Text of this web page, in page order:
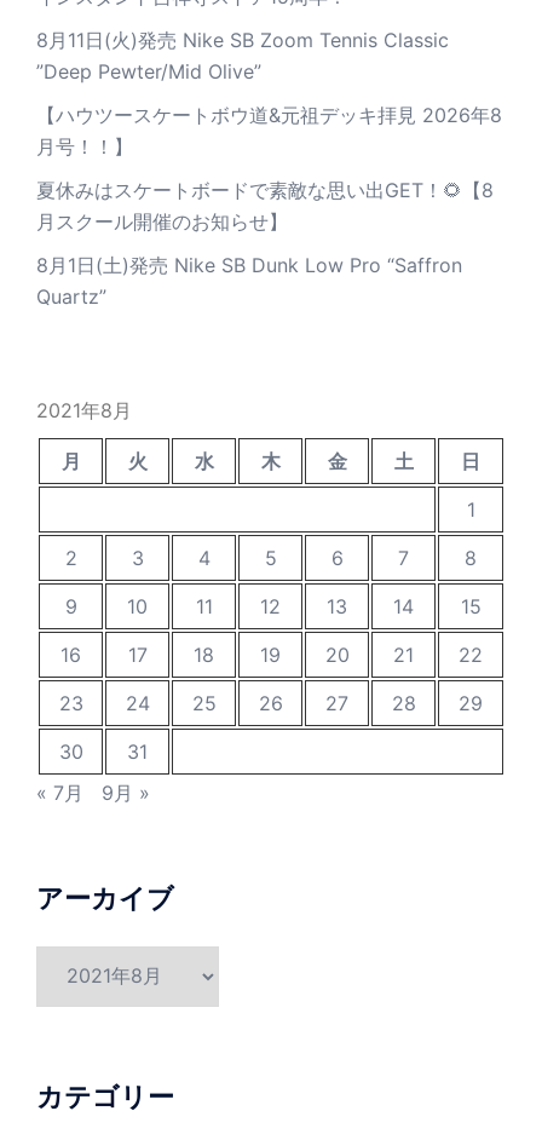
8月11日(火)発売 Nike SB Zoom Tennis Classic
”Deep Pewter/Mid Olive”
【ハウツースケートボウ道&元祖デッキ拝見 2026年8
月号！！】
夏休みはスケートボードで素敵な思い出GET！🌻【8
月スクール開催のお知らせ】
8月1日(土)発売 Nike SB Dunk Low Pro “Saffron
Quartz”
2021年8月
月 火 水 木 金 土
日
1
2
3 4 5 6 7
8
9
10 11 12 13 14
15
16
17 18 19 20 21
22
23
24 25 26 27 28
29
30
31
« 7月
9月 »
アーカイブ
ブ
カテゴリー